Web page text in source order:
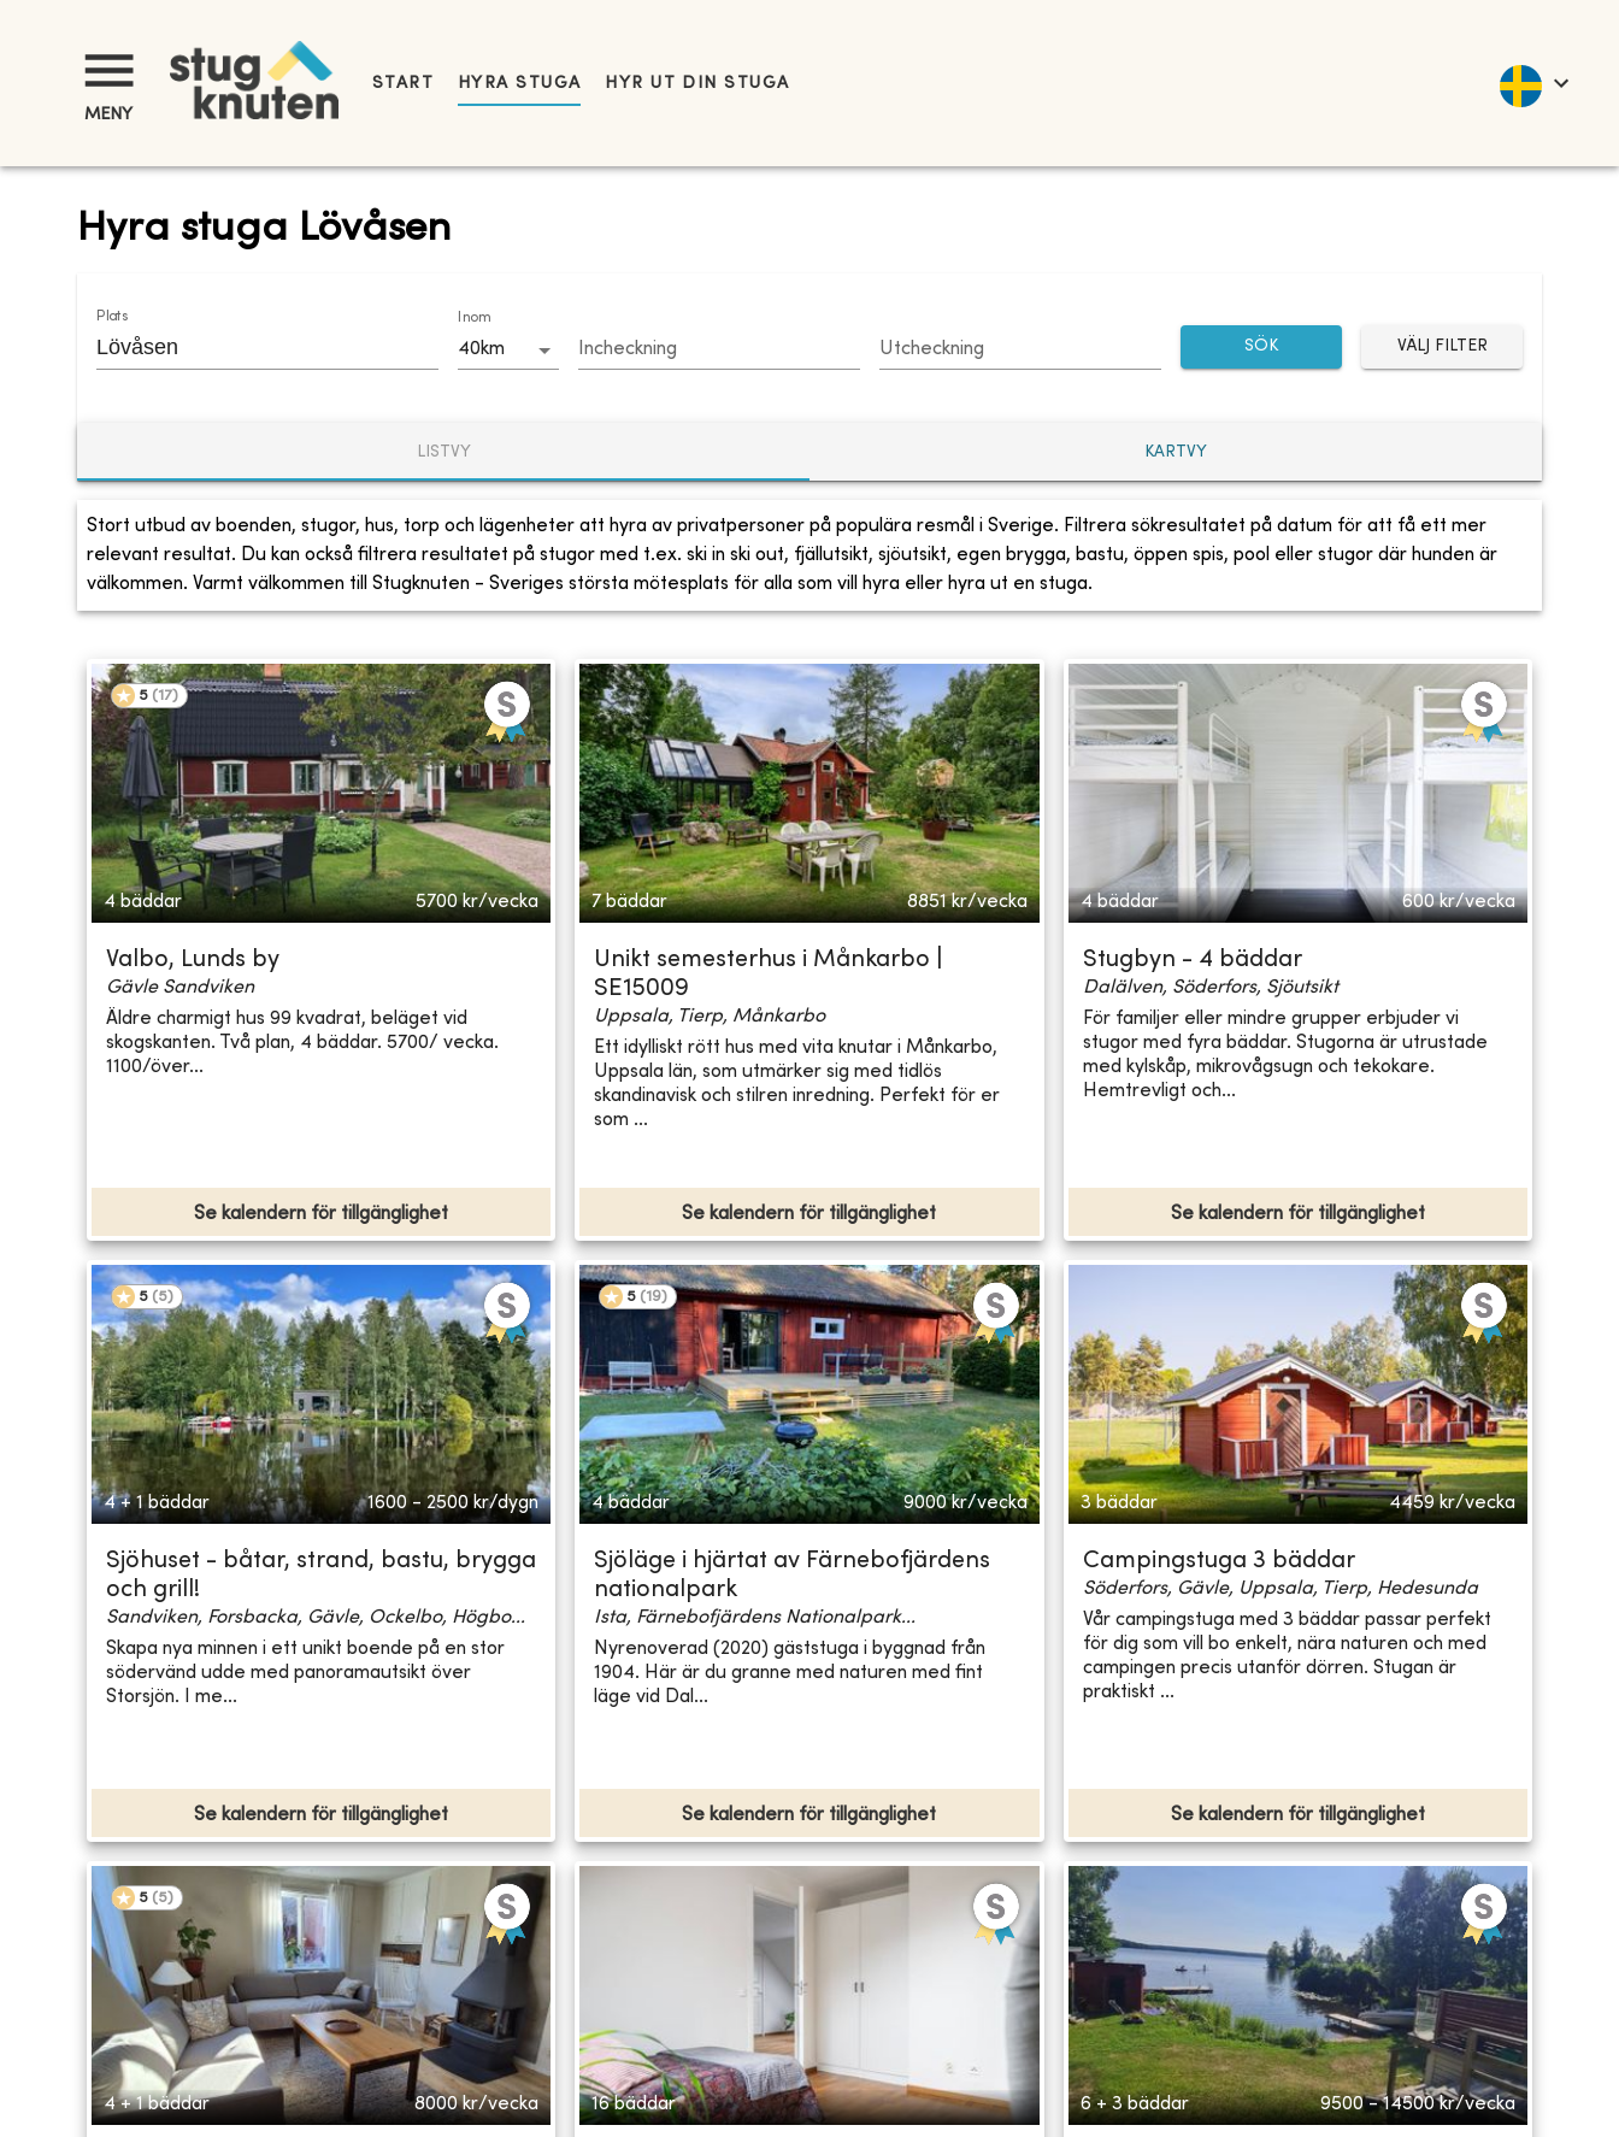
MENY
START HYRA STUGA HYR UT DIN STUGA
Hyra stuga Lövåsen
Plats Inom
40km Incheckning Utcheckning SÖK VÄLJ FILTER
LISTVY KARTVY
Stort utbud av boenden, stugor, hus, torp och lägenheter att hyra av privatpersoner på populära resmål i Sverige. Filtrera sökresultatet på datum för att få ett mer
relevant resultat. Du kan också filtrera resultatet på stugor med t.ex. ski in ski out, fjällutsikt, sjöutsikt, egen brygga, bastu, öppen spis, pool eller stugor där hunden är
välkommen. Varmt välkommen till Stugknuten - Sveriges största mötesplats för alla som vill hyra eller hyra ut en stuga.
5 (17)
4 bäddar 5700 kr/vecka
Valbo, Lunds by
Gävle Sandviken
Äldre charmigt hus 99 kvadrat, beläget vid
skogskanten. Två plan, 4 bäddar. 5700/ vecka.
1100/över...
Se kalendern för tillgänglighet
7 bäddar 8851 kr/vecka
Unikt semesterhus i Månkarbo |
SE15009
Uppsala, Tierp, Månkarbo
Ett idylliskt rött hus med vita knutar i Månkarbo,
Uppsala län, som utmärker sig med tidlös
skandinavisk och stilren inredning. Perfekt för er
som ...
Se kalendern för tillgänglighet
4 bäddar 600 kr/vecka
Stugbyn - 4 bäddar
Dalälven, Söderfors, Sjöutsikt
För familjer eller mindre grupper erbjuder vi
stugor med fyra bäddar. Stugorna är utrustade
med kylskåp, mikrovågsugn och tekokare.
Hemtrevligt och...
Se kalendern för tillgänglighet
5 (5)
4 + 1 bäddar 1600 - 2500 kr/dygn
Sjöhuset - båtar, strand, bastu, brygga
och grill!
Sandviken, Forsbacka, Gävle, Ockelbo, Högbo...
Skapa nya minnen i ett unikt boende på en stor
södervänd udde med panoramautsikt över
Storsjön. I me...
Se kalendern för tillgänglighet
5 (19)
4 bäddar 9000 kr/vecka
Sjöläge i hjärtat av Färnebofjärdens
nationalpark
Ista, Färnebofjärdens Nationalpark...
Nyrenoverad (2020) gäststuga i byggnad från
1904. Här är du granne med naturen med fint
läge vid Dal...
Se kalendern för tillgänglighet
3 bäddar 4459 kr/vecka
Campingstuga 3 bäddar
Söderfors, Gävle, Uppsala, Tierp, Hedesunda
Vår campingstuga med 3 bäddar passar perfekt
för dig som vill bo enkelt, nära naturen och med
campingen precis utanför dörren. Stugan är
praktiskt ...
Se kalendern för tillgänglighet
5 (5)
4 + 1 bäddar 8000 kr/vecka 16 bäddar 6 + 3 bäddar 9500 - 14500 kr/vecka